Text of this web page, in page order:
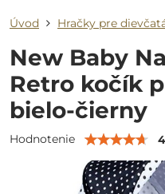
Úvod Hračky pre
New Baby
Retro kočík
bielo-čierny
Hodnotenie